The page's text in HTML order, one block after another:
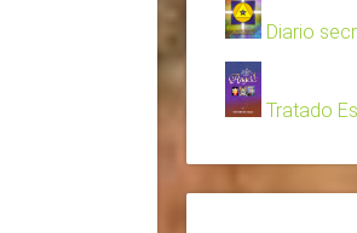
Diario
Tratado